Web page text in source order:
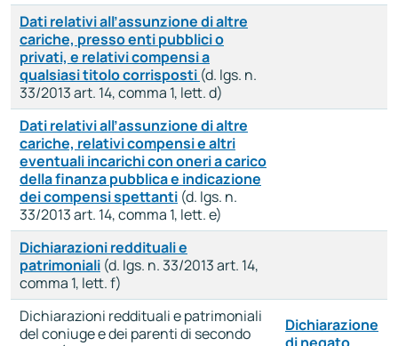
Dati relativi all’assunzione di altre
cariche, presso enti pubblici o
privati, e relativi compensi a
qualsiasi titolo corrisposti (d. lgs. n.
33/2013 art. 14, comma 1, lett. d)
Dati relativi all’assunzione di altre
cariche, relativi compensi e altri
eventuali incarichi con oneri a carico
della finanza pubblica e indicazione
dei compensi spettanti (d. lgs. n.
33/2013 art. 14, comma 1, lett. e)
Dichiarazioni reddituali e
patrimoniali (d. lgs. n. 33/2013 art. 14,
comma 1, lett. f)
Dichiarazioni reddituali e patrimoniali
del coniuge e dei parenti di secondo
Dichiarazione